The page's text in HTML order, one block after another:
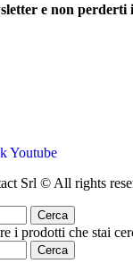
e non perderti
Youtube
Srl © All rights
Cerca
i prodotti che stai
Cerca